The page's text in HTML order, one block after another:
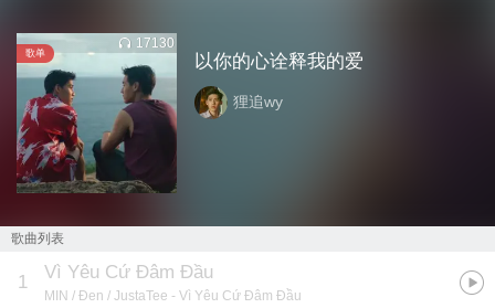
歌单
17130
以你的心诠释我的爱
狸追wy
歌曲列表
1 Vì Yêu Cứ Đâm Đầu
MIN / Đen / JustaTee - Vì Yêu Cứ Đâm Đầu